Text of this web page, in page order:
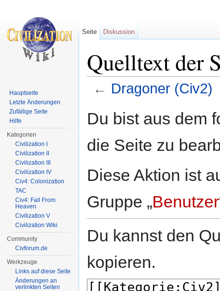
Quelltext der
← Dragoner (Civ2)
Du bist aus dem
die Seite zu
Diese Aktion ist
Gruppe „Benutzer
Du kannst den
kopieren.
Seite Diskussion
Hauptseite
Letzte Änderungen
Zufällige Seite
Hilfe
Kategorien
Civilization I
Civilization II
Civilization III
Civilization IV
Civ4: Colonization
TAC
Civ4: Fall From
Heaven
Civilization V
Civilization Wiki
Community
Civforum.de
Werkzeuge
Links auf diese Seite
Änderungen an
verlinkten Seiten